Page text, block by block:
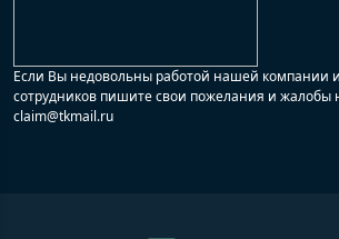
Если Вы недовольны работой нашей компании
сотрудников пишите свои пожелания и жалобы
claim@tkmail.ru